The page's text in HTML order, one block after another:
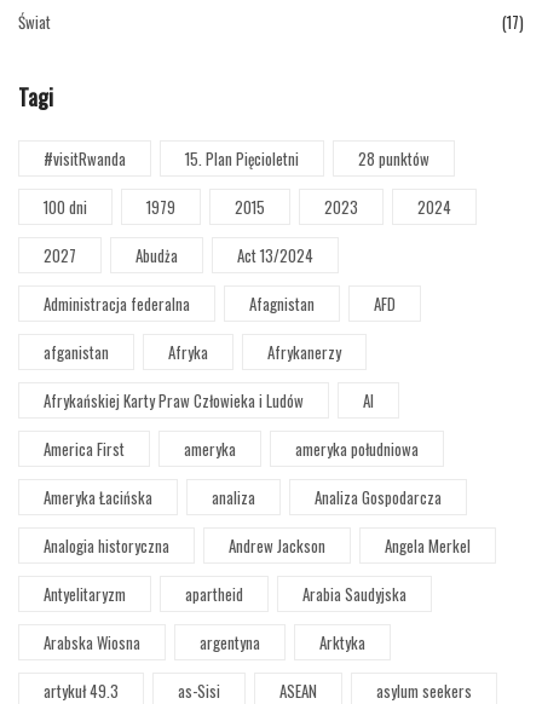
Świat
(17)
Tagi
#visitRwanda 15. Plan Pięcioletni
28 punktów
100 dni
1979 2015 2023
2024
2027
Abudża
Act 13/2024
Administracja federalna
Afagnistan
AFD
afganistan
Afryka
Afrykanerzy
Afrykańskiej Karty Praw Człowieka i Ludów
AI
America First
ameryka
ameryka południowa
Ameryka Łacińska
analiza
Analiza Gospodarcza
Analogia historyczna
Andrew Jackson
Angela Merkel
Antyelitaryzm
apartheid
Arabia Saudyjska
Arabska Wiosna
argentyna
Arktyka
artykuł 49.3
as-Sisi ASEAN
asylum seekers